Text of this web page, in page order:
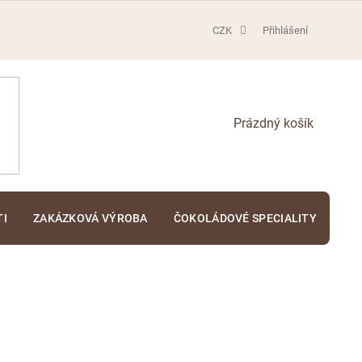
CZK Přihlášení
NÁKUPNÍ
ZAKÁZKOVÁ VÝROBA ČOKOLÁDOVÉ SPECIALITY